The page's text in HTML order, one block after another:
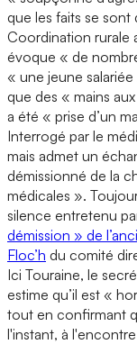
que les faits se sont
Coordination rurale
évoque « de
« une jeune
que des « mains
a été « prise d’un
Interrogé par le
mais admet un
démissionné de la
médicales ».
silence entretenu
démission » de
Floc’h du comité
Ici Touraine, le
estime qu’il est «
tout en confirmant
l'instant, à